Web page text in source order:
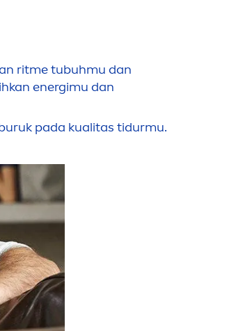
ritme tubuhmu dan
energimu dan
pada kualitas tidurmu.